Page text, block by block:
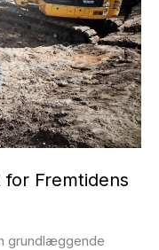
Fremtidens
grundlæggende